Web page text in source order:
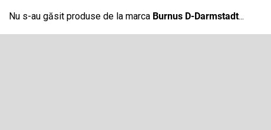
Nu s-au găsit produse de la marca Burnus D-Darmstadt...